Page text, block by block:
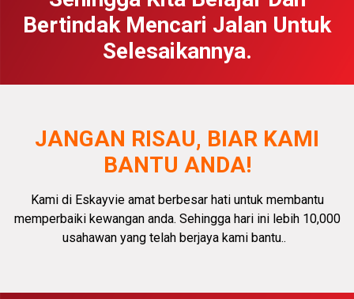
Bertindak Mencari Jalan Untuk
Selesaikannya.
JANGAN RISAU, BIAR KAMI
BANTU ANDA!
Kami di Eskayvie amat berbesar hati untuk membantu
memperbaiki kewangan anda. Sehingga hari ini lebih 10,000
usahawan yang telah berjaya kami bantu..